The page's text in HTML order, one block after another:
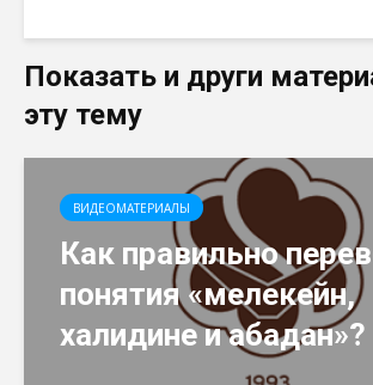
Показать и други
эту тему
ВИДЕОМАТЕРИАЛЫ
Как правильно
понятия «мелекейн,
халидине и абадан»?